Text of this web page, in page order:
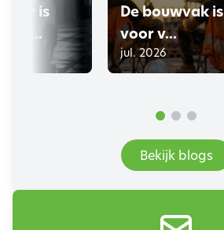
is
De bouwvak is
voor v...
jul. 2026
Bekijk blogs